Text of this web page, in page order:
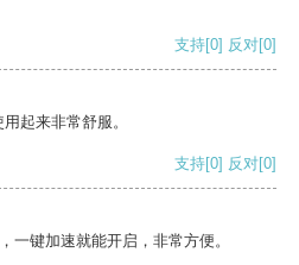
支持[0] 反对[0]
起来非常舒服。
支持[0] 反对[0]
一键加速就能开启，非常方便。